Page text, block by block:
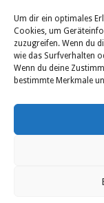
Um dir ein optimales
Cookies, um
zuzugreifen. Wenn du
wie das Surfverhalten
Wenn du deine
bestimmte Merkmale